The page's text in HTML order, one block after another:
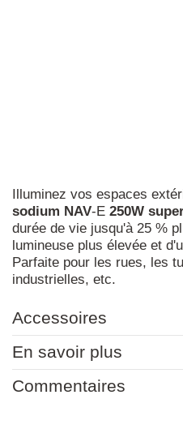
Illuminez vos espaces
sodium NAV-E 250W
durée de vie jusqu'à 25 %
lumineuse plus élevée et
Parfaite pour les rues, les
industrielles, etc.
Accessoires
En savoir plus
Commentaires